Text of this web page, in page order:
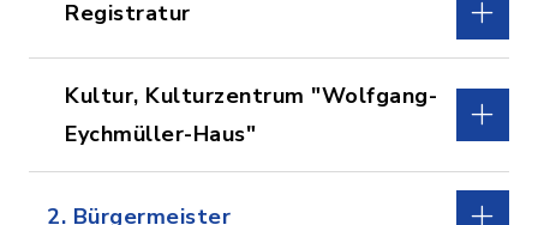
Registratur
Kultur, Kulturzentrum "Wolfgang-
Eychmüller-Haus"
2. Bürgermeister